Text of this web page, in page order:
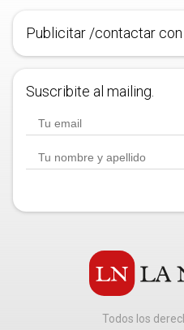
Publicitar /contactar con
Suscribite al mailing.
Todos los